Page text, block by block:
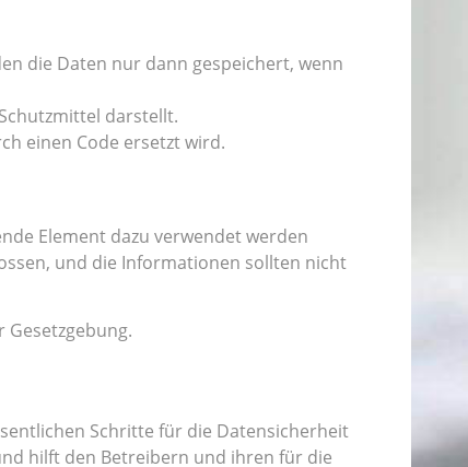
die Daten nur dann gespeichert, wenn
darstellt.
einen Code ersetzt wird.
Element dazu verwendet werden
und die Informationen sollten nicht
Schritte für die Datensicherheit
hilft den Betreibern und ihren für die